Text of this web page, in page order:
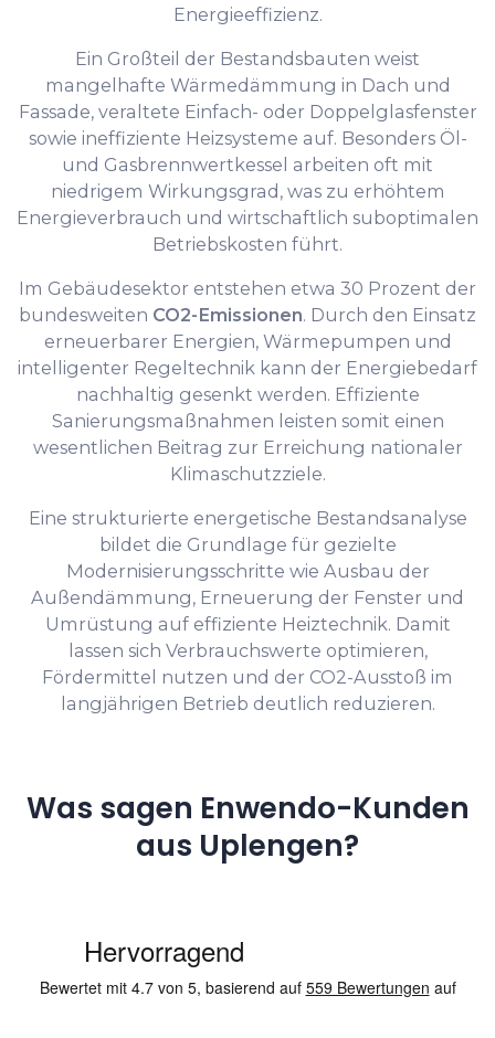
Energieeffizienz.
Ein Großteil der Bestandsbauten weist
mangelhafte Wärmedämmung in Dach und
Fassade, veraltete Einfach- oder Doppelglasfenster
sowie ineffiziente Heizsysteme auf. Besonders Öl-
und Gasbrennwertkessel arbeiten oft mit
niedrigem Wirkungsgrad, was zu erhöhtem
Energieverbrauch und wirtschaftlich suboptimalen
Betriebskosten führt.
Im Gebäudesektor entstehen etwa 30 Prozent der
bundesweiten CO2-Emissionen. Durch den Einsatz
erneuerbarer Energien, Wärmepumpen und
intelligenter Regeltechnik kann der Energiebedarf
nachhaltig gesenkt werden. Effiziente
Sanierungsmaßnahmen leisten somit einen
wesentlichen Beitrag zur Erreichung nationaler
Klimaschutzziele.
Eine strukturierte energetische Bestandsanalyse
bildet die Grundlage für gezielte
Modernisierungsschritte wie Ausbau der
Außendämmung, Erneuerung der Fenster und
Umrüstung auf effiziente Heiztechnik. Damit
lassen sich Verbrauchswerte optimieren,
Fördermittel nutzen und der CO2-Ausstoß im
langjährigen Betrieb deutlich reduzieren.
Was sagen Enwendo-Kunden
aus Uplengen?